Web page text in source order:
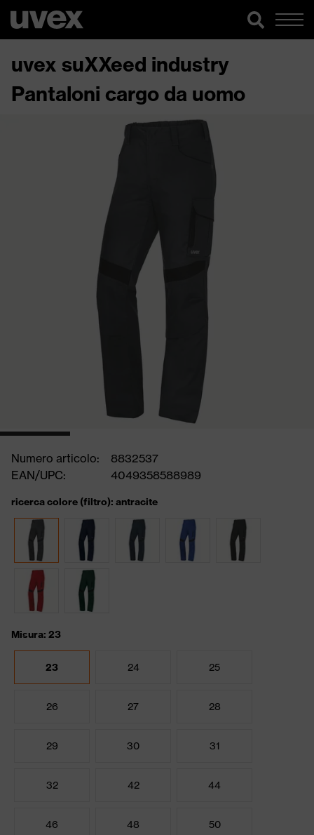
uvex suXXeed industry
Pantaloni cargo da uomo
Numero articolo:
8832537
EAN/UPC:
4049358588989
ricerca colore (filtro): antracite
Misura: 23
23 24 25
26 27 28
29 30 31
32 42 44
46 48 50